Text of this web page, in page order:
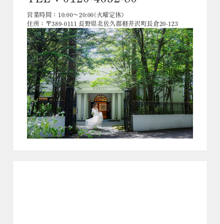
営業時間：10:00～20:00(火曜定休)
住所：〒389-0111 長野県北佐久郡軽井沢町長倉20-123